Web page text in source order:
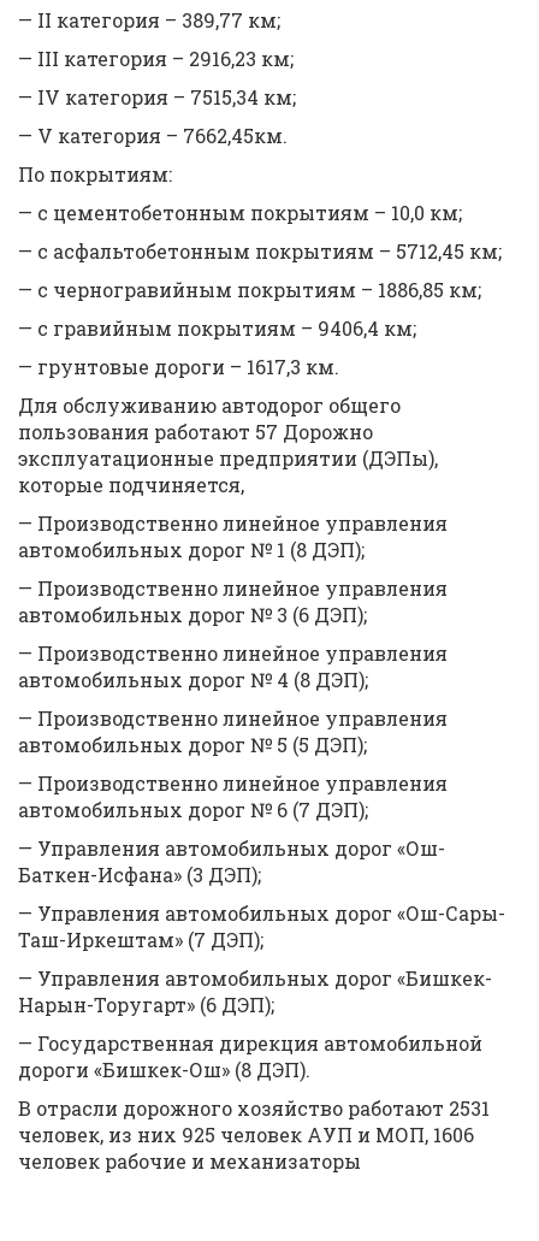
— II категория – 389,77 км;
— III категория – 2916,23 км;
— IV категория – 7515,34 км;
— V категория – 7662,45км.
По покрытиям:
— с цементобетонным покрытиям – 10,0 км;
— с асфальтобетонным покрытиям – 5712,45 км;
— с черногравийным покрытиям – 1886,85 км;
— с гравийным покрытиям – 9406,4 км;
— грунтовые дороги – 1617,3 км.
Для обслуживанию автодорог общего
пользования работают 57 Дорожно
эксплуатационные предприятии (ДЭПы),
которые подчиняется,
— Производственно линейное управления
автомобильных дорог № 1 (8 ДЭП);
— Производственно линейное управления
автомобильных дорог № 3 (6 ДЭП);
— Производственно линейное управления
автомобильных дорог № 4 (8 ДЭП);
— Производственно линейное управления
автомобильных дорог № 5 (5 ДЭП);
— Производственно линейное управления
автомобильных дорог № 6 (7 ДЭП);
— Управления автомобильных дорог «Ош-
Баткен-Исфана» (3 ДЭП);
— Управления автомобильных дорог «Ош-Сары-
Таш-Иркештам» (7 ДЭП);
— Управления автомобильных дорог «Бишкек-
Нарын-Торугарт» (6 ДЭП);
— Государственная дирекция автомобильной
дороги «Бишкек-Ош» (8 ДЭП).
В отрасли дорожного хозяйство работают 2531
человек, из них 925 человек АУП и МОП, 1606
человек рабочие и механизаторы